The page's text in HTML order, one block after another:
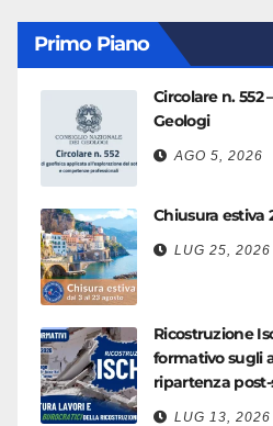
Primo Piano
Circolare n. 552
Geologi
AGO 5, 2026
Chiusura estiva
LUG 25, 2026
Ricostruzione
formativo sugli
ripartenza
LUG 13, 2026